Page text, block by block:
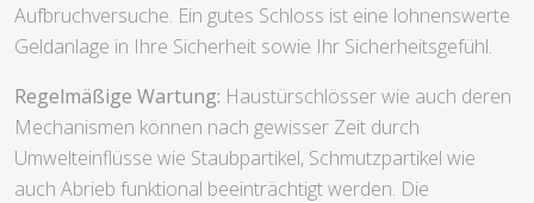
Aufbruchversuche. Ein gutes Schloss ist eine lohnenswerte
Geldanlage in Ihre Sicherheit sowie Ihr Sicherheitsgefühl.
Regelmäßige Wartung: Haustürschlösser wie auch deren
Mechanismen können nach gewisser Zeit durch
Umwelteinflüsse wie Staubpartikel, Schmutzpartikel wie
auch Abrieb funktional beeinträchtigt werden. Die